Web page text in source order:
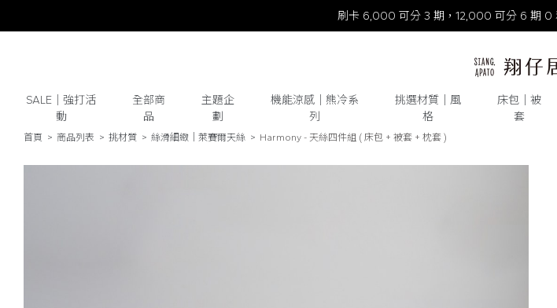
NEW！激涼熊冷。重磅回歸
SALE｜強打活
動
全部商
品
主題企
劃
機能涼感｜熊冷系
列
挑選材質│風
格
床包│被
套
首頁 商品列表 挑材質 絲滑細緻｜萊賽爾天絲 Harmony - 天絲四件組 ( 床包 + 被套 + 枕套 )